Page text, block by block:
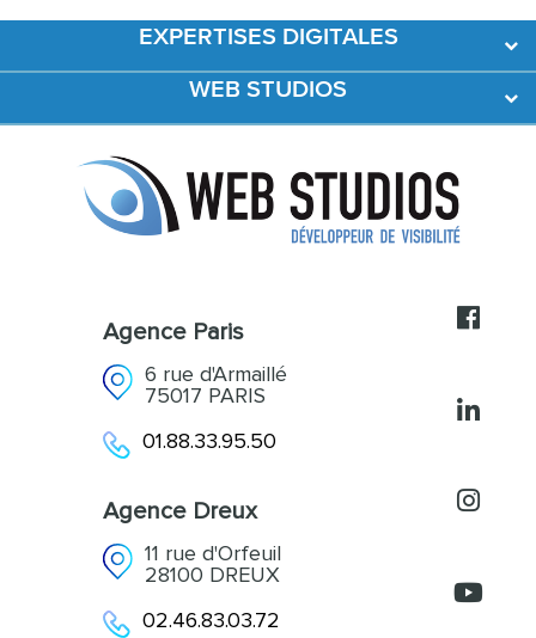
Agence Paris
6 rue d'Armaillé
75017 PARIS
01.88.33.95.50
Agence Dreux
11 rue d'Orfeuil
28100 DREUX
02.46.83.03.72
EXPERTISES DIGITALES
Développement Web
Acquisition et Fidélisation
Accompagnement
WEB STUDIOS
Références